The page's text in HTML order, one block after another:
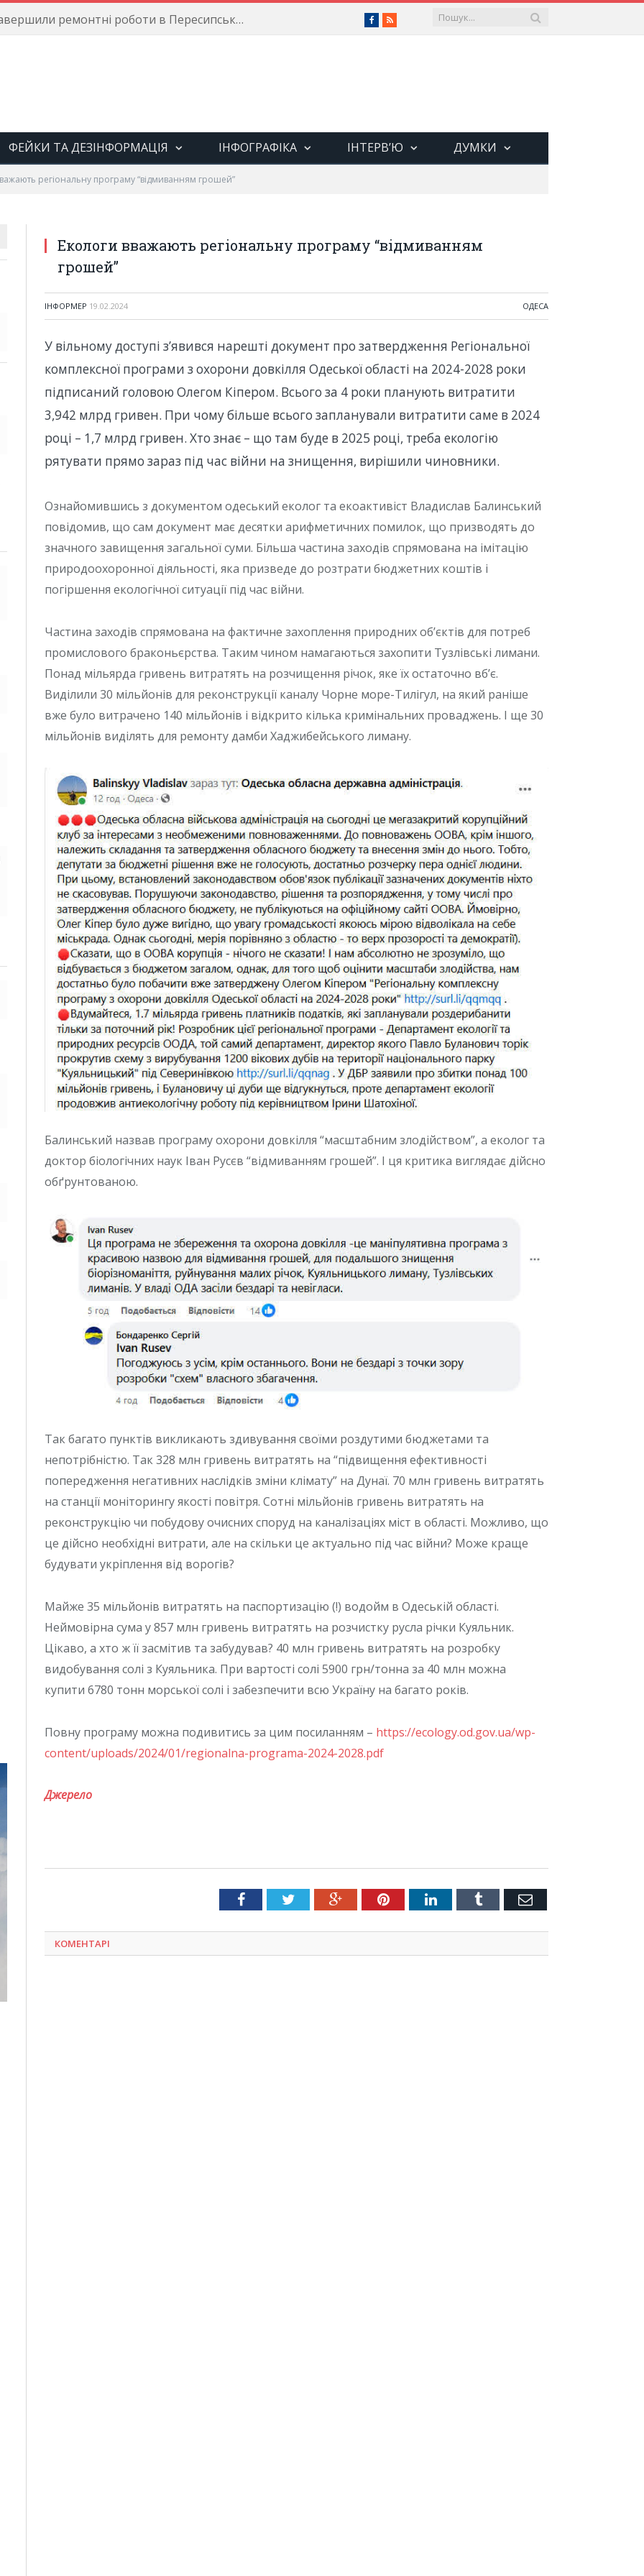
Енергетики завершили ремонтні роботи в Пересипському районі Facebook
RSS
ФЕЙКИ ТА ДЕЗІНФОРМАЦІЯ ІНФОГРАФІКА ІНТЕРВ’Ю ДУМКИ
регіональну програму “відмиванням грошей”
Екологи вважають регіональну програму “відмиванням
грошей”
ІНФОРМЕР 19.02.2024 ОДЕСА
У вільному доступі з’явився нарешті документ про затвердження Регіональної
комплексної програми з охорони довкілля Одеської області на 2024-2028 роки
підписаний головою Олегом Кіпером. Всього за 4 роки планують витратити
3,942 млрд гривен. При чому більше всього запланували витратити саме в 2024
році – 1,7 млрд гривен. Хто знає – що там буде в 2025 році, треба екологію
рятувати прямо зараз під час війни на знищення, вирішили чиновники.
Ознайомившись з документом одеський еколог та екоактивіст Владислав Балинський
повідомив, що сам документ має десятки арифметичних помилок, що призводять до
значного завищення загальної суми. Більша частина заходів спрямована на імітацію
природоохоронної діяльності, яка призведе до розтрати бюджетних коштів і
погіршення екологічної ситуації під час війни.
Частина заходів спрямована на фактичне захоплення природних об’єктів для потреб
промислового браконьєрства. Таким чином намагаються захопити Тузлівські лимани.
Понад мільярда гривень витратять на розчищення річок, яке їх остаточно вб’є.
Виділили 30 мільйонів для реконструкції каналу Чорне море-Тилігул, на який раніше
вже було витрачено 140 мільйонів і відкрито кілька кримінальних проваджень. І ще 30
мільйонів виділять для ремонту дамби Хаджибейського лиману.
Балинський назвав програму охорони довкілля “масштабним злодійством”, а еколог та
доктор біологічних наук Іван Русєв “відмиванням грошей”. І ця критика виглядає дійсно
обґрунтованою.
Так багато пунктів викликають здивування своїми роздутими бюджетами та
непотрібністю. Так 328 млн гривень витратять на “підвищення ефективності
попередження негативних наслідків зміни клімату” на Дунаї. 70 млн гривень витратять
на станції моніторингу якості повітря. Сотні мільйонів гривень витратять на
реконструкцію чи побудову очисних споруд на каналізаціях міст в області. Можливо, що
це дійсно необхідні витрати, але на скільки це актуально під час війни? Може краще
будувати укріплення від ворогів?
Майже 35 мільйонів витратять на паспортизацію (!) водойм в Одеській області.
Неймовірна сума у 857 млн гривень витратять на розчистку русла річки Куяльник.
Цікаво, а хто ж її засмітив та забудував? 40 млн гривень витратять на розробку
видобування солі з Куяльника. При вартості солі 5900 грн/тонна за 40 млн можна
купити 6780 тонн морської солі і забезпечити всю Україну на багато років.
Повну програму можна подивитись за цим посиланням – https://ecology.od.gov.ua/wp-
content/uploads/2024/01/regionalna-programa-2024-2028.pdf
Джерело
FacebookTwitter Google+PinterestLinkedInTumblr Емейл
КОМЕНТАРІ